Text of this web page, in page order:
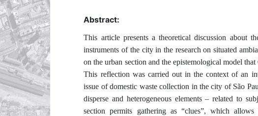
Abstract:
This article presents a theoretical discussion about
instruments of the city in the research on situated
on the urban section and the epistemological model
This reflection was carried out in the context of an
issue of domestic waste collection in the city of São
disperse and heterogeneous elements – related to
section permits gathering as “clues”, which